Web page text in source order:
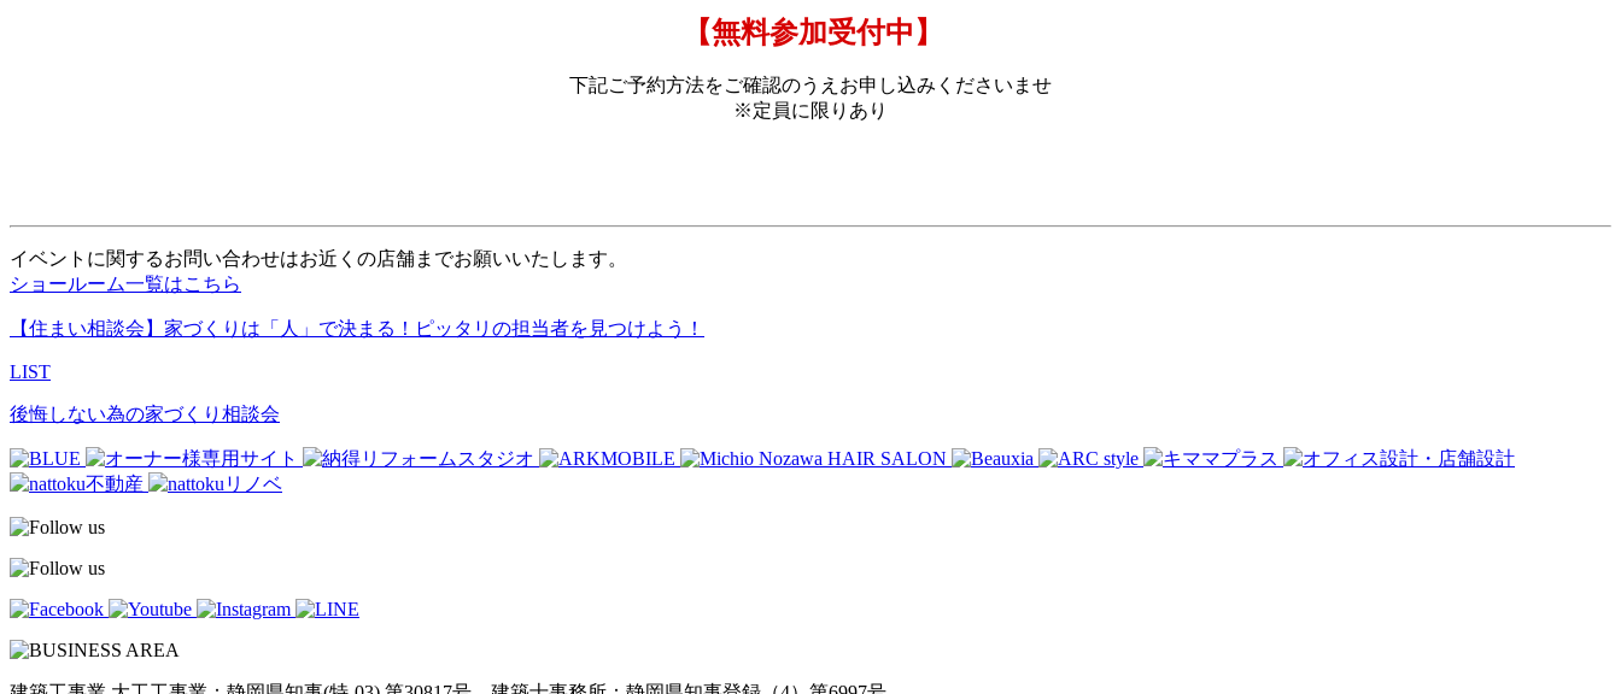
【無料参加受付中】
下記ご予約方法をご確認のうえお申し込みくださいませ
※定員に限りあり
イベントに関するお問い合わせはお近くの店舗までお願いいたします。
ショールーム一覧はこちら
【住まい相談会】家づくりは「人」で決まる！ピッタリの担当者を見つけよう！
LIST
後悔しない為の家づくり相談会